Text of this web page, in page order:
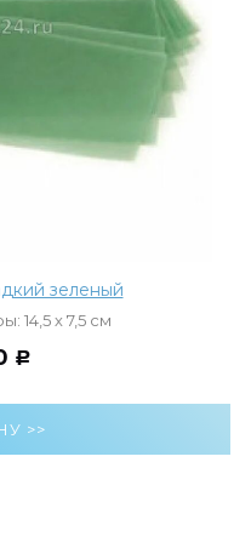
зеленый
14,5 х 7,5 см
Р